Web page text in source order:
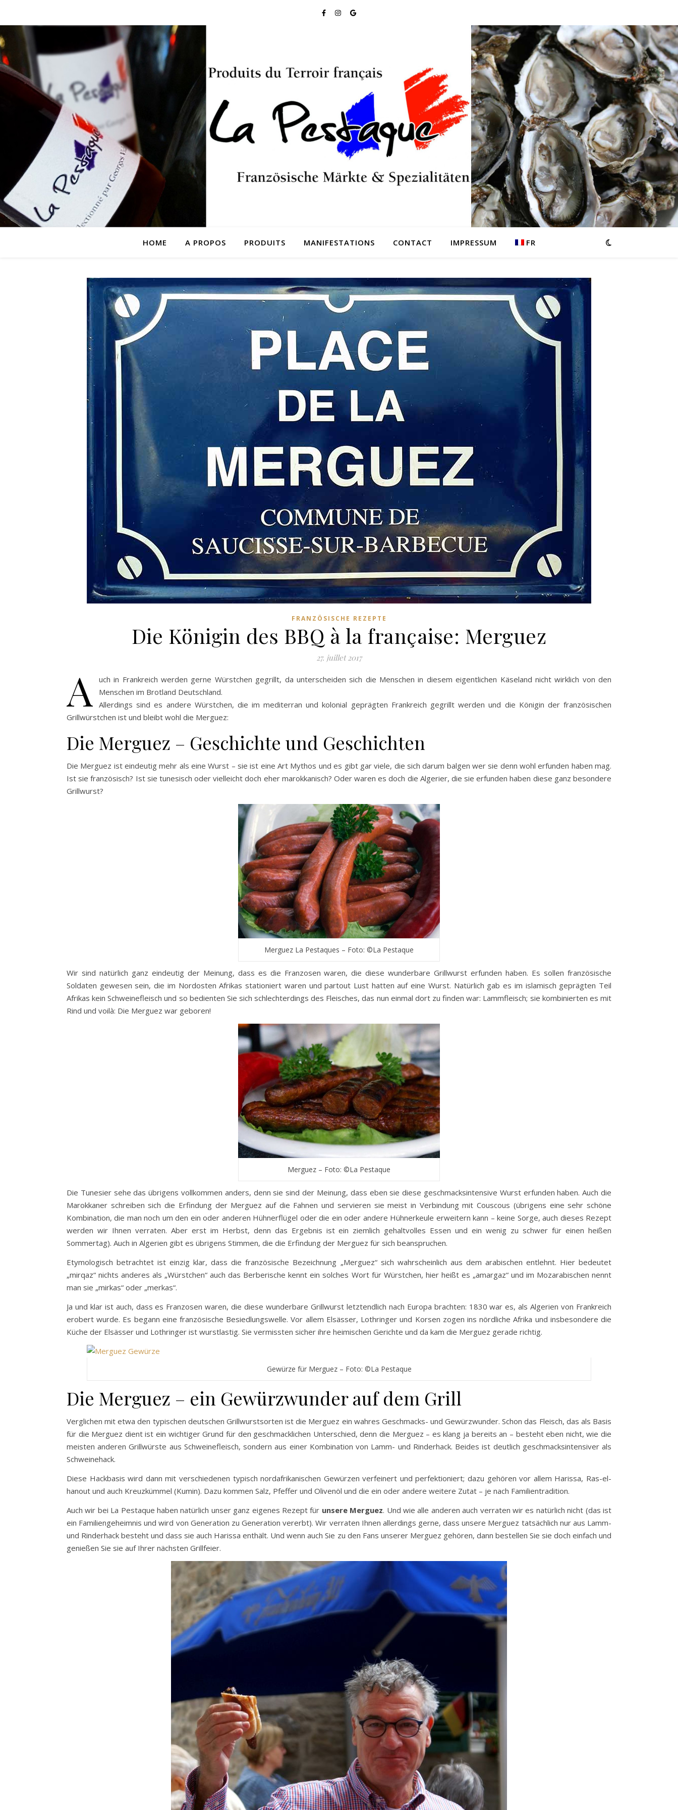
HOME A PROPOS PRODUITS MANIFESTATIONS CONTACT IMPRESSUM FR
FRANZÖSISCHE REZEPTE
Die Königin des BBQ à la française: Merguez
27. juillet 2017
A
uch in Frankreich werden gerne Würstchen gegrillt, da unterscheiden sich die Menschen in diesem eigentlichen Käseland nicht wirklich von den
Menschen im Brotland Deutschland.
Allerdings sind es andere Würstchen, die im mediterran und kolonial geprägten Frankreich gegrillt werden und die Königin der französischen
Grillwürstchen ist und bleibt wohl die Merguez:
Die Merguez – Geschichte und Geschichten
Die Merguez ist eindeutig mehr als eine Wurst – sie ist eine Art Mythos und es gibt gar viele, die sich darum balgen wer sie denn wohl erfunden haben mag.
Ist sie französisch? Ist sie tunesisch oder vielleicht doch eher marokkanisch? Oder waren es doch die Algerier, die sie erfunden haben diese ganz besondere
Grillwurst?
Merguez La Pestaques – Foto: ©La Pestaque
Wir sind natürlich ganz eindeutig der Meinung, dass es die Franzosen waren, die diese wunderbare Grillwurst erfunden haben. Es sollen französische
Soldaten gewesen sein, die im Nordosten Afrikas stationiert waren und partout Lust hatten auf eine Wurst. Natürlich gab es im islamisch geprägten Teil
Afrikas kein Schweinefleisch und so bedienten Sie sich schlechterdings des Fleisches, das nun einmal dort zu finden war: Lammfleisch; sie kombinierten es mit
Rind und voilà: Die Merguez war geboren!
Merguez – Foto: ©La Pestaque
Die Tunesier sehe das übrigens vollkommen anders, denn sie sind der Meinung, dass eben sie diese geschmacksintensive Wurst erfunden haben. Auch die
Marokkaner schreiben sich die Erfindung der Merguez auf die Fahnen und servieren sie meist in Verbindung mit Couscous (übrigens eine sehr schöne
Kombination, die man noch um den ein oder anderen Hühnerflügel oder die ein oder andere Hühnerkeule erweitern kann – keine Sorge, auch dieses Rezept
werden wir Ihnen verraten. Aber erst im Herbst, denn das Ergebnis ist ein ziemlich gehaltvolles Essen und ein wenig zu schwer für einen heißen
Sommertag). Auch in Algerien gibt es übrigens Stimmen, die die Erfindung der Merguez für sich beanspruchen.
Etymologisch betrachtet ist einzig klar, dass die französische Bezeichnung „Merguez“ sich wahrscheinlich aus dem arabischen entlehnt. Hier bedeutet
„mirqaz“ nichts anderes als „Würstchen“ auch das Berberische kennt ein solches Wort für Würstchen, hier heißt es „amargaz“ und im Mozarabischen nennt
man sie „mirkas“ oder „merkas“.
Ja und klar ist auch, dass es Franzosen waren, die diese wunderbare Grillwurst letztendlich nach Europa brachten: 1830 war es, als Algerien von Frankreich
erobert wurde. Es begann eine französische Besiedlungswelle. Vor allem Elsässer, Lothringer und Korsen zogen ins nördliche Afrika und insbesondere die
Küche der Elsässer und Lothringer ist wurstlastig. Sie vermissten sicher ihre heimischen Gerichte und da kam die Merguez gerade richtig.
Gewürze für Merguez – Foto: ©La Pestaque
Die Merguez – ein Gewürzwunder auf dem Grill
Verglichen mit etwa den typischen deutschen Grillwurstsorten ist die Merguez ein wahres Geschmacks- und Gewürzwunder. Schon das Fleisch, das als Basis
für die Merguez dient ist ein wichtiger Grund für den geschmacklichen Unterschied, denn die Merguez – es klang ja bereits an – besteht eben nicht, wie die
meisten anderen Grillwürste aus Schweinefleisch, sondern aus einer Kombination von Lamm- und Rinderhack. Beides ist deutlich geschmacksintensiver als
Schweinehack.
Diese Hackbasis wird dann mit verschiedenen typisch nordafrikanischen Gewürzen verfeinert und perfektioniert; dazu gehören vor allem Harissa, Ras-el-
hanout und auch Kreuzkümmel (Kumin). Dazu kommen Salz, Pfeffer und Olivenöl und die ein oder andere weitere Zutat – je nach Familientradition.
Auch wir bei La Pestaque haben natürlich unser ganz eigenes Rezept für unsere Merguez. Und wie alle anderen auch verraten wir es natürlich nicht (das ist
ein Familiengeheimnis und wird von Generation zu Generation vererbt). Wir verraten Ihnen allerdings gerne, dass unsere Merguez tatsächlich nur aus Lamm-
und Rinderhack besteht und dass sie auch Harissa enthält. Und wenn auch Sie zu den Fans unserer Merguez gehören, dann bestellen Sie sie doch einfach und
genießen Sie sie auf Ihrer nächsten Grillfeier.